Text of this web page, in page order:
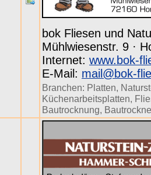
bok Fliesen und
Mühlwiesenstr. 9 ·
Internet: www.bok-
E-Mail: mail@bok-
Branchen: Platten,
Küchenarbeitsplatten,
Bautrocknung,